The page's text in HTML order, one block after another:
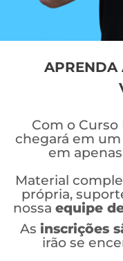
APRENDA
Com o
chegará em um
em apenas
Material
própria,
nossa equipe
As inscrições
irão se